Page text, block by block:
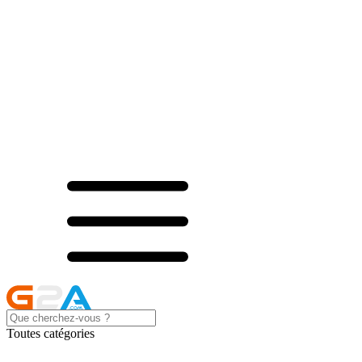
Toutes catégories